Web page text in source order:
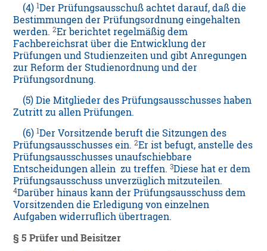
(4)1Der Prüfungsausschuß achtet darauf, daß die
Bestimmungen der Prüfungsordnung eingehalten
werden.2Er berichtet regelmäßig dem
Fachbereichsrat über die Entwicklung der
Prüfungen und Studienzeiten und gibt Anregungen
zur Reform der Studienordnung und der
Prüfungsordnung.
(5) Die Mitglieder des Prüfungsausschusses haben
Zutritt zu allen Prüfungen.
(6)1Der Vorsitzende beruft die Sitzungen des
Prüfungsausschusses ein.2Er ist befugt, anstelle des
Prüfungsausschusses unaufschiebbare
Entscheidungen allein zu treffen.3Diese hat er dem
Prüfungsausschuss unverzüglich mitzuteilen.
4Darüber hinaus kann der Prüfungsausschuss dem
Vorsitzenden die Erledigung von einzelnen
Aufgaben widerruflich übertragen.
§ 5 Prüfer und Beisitzer